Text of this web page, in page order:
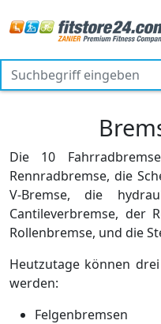
Die 10
Rennradbremse, die
V-Bremse, die
Cantileverbremse, der
Rollenbremse, und die
Heutzutage können
werden:
Felgenbremsen